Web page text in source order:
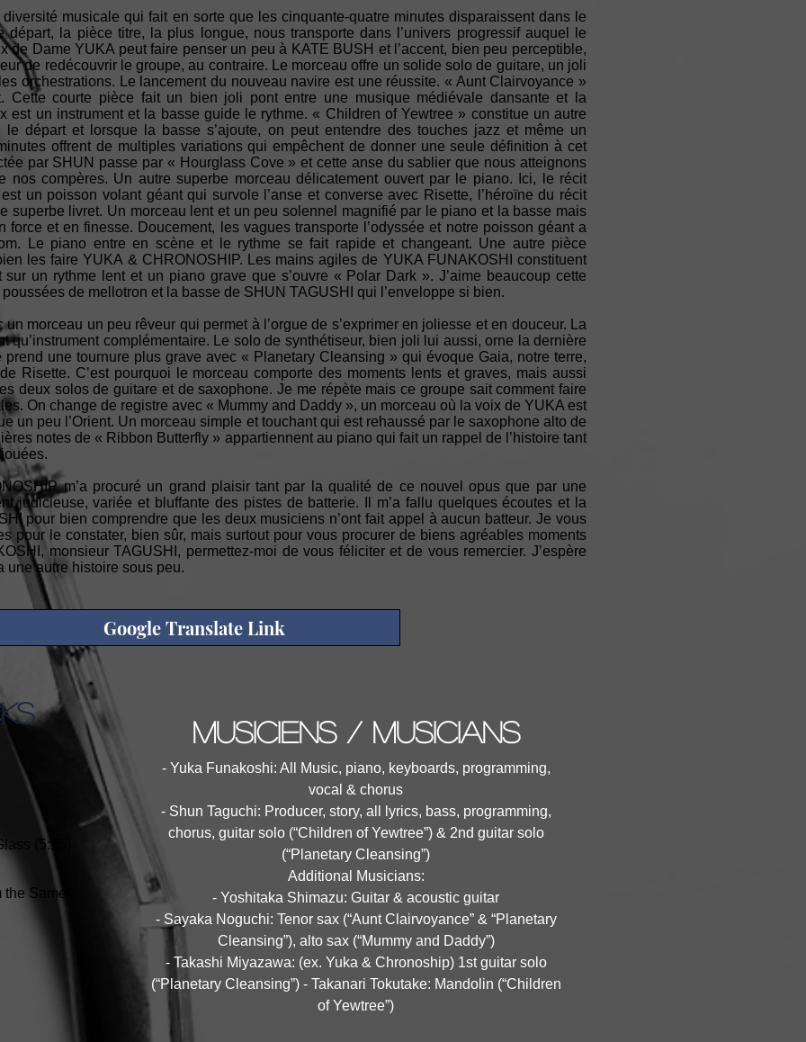
musicale qui fait en sorte que les cinquante-quatre minutes disparaissent dans le
départ, la pièce titre, la plus longue, nous transporte dans l’univers progressif auquel le
de Dame YUKA peut faire penser un peu à KATE BUSH et l’accent, bien peu perceptible,
de redécouvrir le groupe, au contraire. Le morceau offre un solide solo de guitare, un joli
orchestrations. Le lancement du nouveau navire est une réussite. « Aunt Clairvoyance »
Cette courte pièce fait un bien joli pont entre une musique médiévale dansante et la
est un instrument et la basse guide le rythme. « Children of Yewtree » constitue un autre
le départ et lorsque la basse s’ajoute, on peut entendre des touches jazz et même un
offrent de multiples variations qui empêchent de donner une seule définition à cet
par SHUN passe par « Hourglass Cove » et cette anse du sablier que nous atteignons
nos compères. Un autre superbe morceau délicatement ouvert par le piano. Ici, le récit
un poisson volant géant qui survole l’anse et converse avec Risette, l’héroïne du récit
superbe livret. Un morceau lent et un peu solennel magnifié par le piano et la basse mais
force et en finesse. Doucement, les vagues transporte l’odyssée et notre poisson géant a
Le piano entre en scène et le rythme se fait rapide et changeant. Une autre pièce
les faire YUKA & CHRONOSHIP. Les mains agiles de YUKA FUNAKOSHI constituent
un rythme lent et un piano grave que s’ouvre « Polar Dark ». J’aime beaucoup cette
de mellotron et la basse de SHUN TAGUSHI qui l’enveloppe si bien.
un morceau un peu rêveur qui permet à l’orgue de s’exprimer en joliesse et en douceur. La
qu’instrument complémentaire. Le solo de synthétiseur, bien joli lui aussi, orne la dernière
prend une tournure plus grave avec « Planetary Cleansing » qui évoque Gaia, notre terre,
Risette. C’est pourquoi le morceau comporte des moments lents et graves, mais aussi
deux solos de guitare et de saxophone. Je me répète mais ce groupe sait comment faire
On change de registre avec « Mummy and Daddy », un morceau où la voix de YUKA est
un peu l’Orient. Un morceau simple et touchant qui est rehaussé par le saxophone alto de
notes de « Ribbon Butterfly » appartiennent au piano qui fait un rappel de l’histoire tant
m’a procuré un grand plaisir tant par la qualité de ce nouvel opus que par une
judicieuse, variée et bluffante des pistes de batterie. Il m’a fallu quelques écoutes et la
pour bien comprendre que les deux musiciens n’ont fait appel à aucun batteur. Je vous
pour le constater, bien sûr, mais surtout pour vous procurer de biens agréables moments
monsieur TAGUSHI, permettez-moi de vous féliciter et de vous remercier. J’espère
une autre histoire sous peu.
Google Translate Link
(5:15)
Same
musiciens / musicians
- Yuka Funakoshi: All Music, piano, keyboards, programming,
vocal & chorus
- Shun Taguchi: Producer, story, all lyrics, bass, programming,
chorus, guitar solo (“Children of Yewtree”) & 2nd guitar solo
(“Planetary Cleansing”)
Additional Musicians:
- Yoshitaka Shimazu: Guitar & acoustic guitar
- Sayaka Noguchi: Tenor sax (“Aunt Clairvoyance” & “Planetary
Cleansing”), alto sax (“Mummy and Daddy”)
- Takashi Miyazawa: (ex. Yuka & Chronoship) 1st guitar solo
(“Planetary Cleansing”) - Takanari Tokutake: Mandolin (“Children
of Yewtree”)